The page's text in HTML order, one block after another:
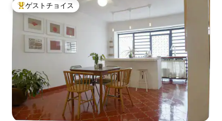
大好評のゲストチョイスです。
ゲストチョイス